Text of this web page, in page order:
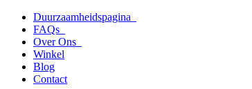
naar
inhoud
Duurzaamheidspagina
FAQs
Over Ons
Winkel
Blog
Contact